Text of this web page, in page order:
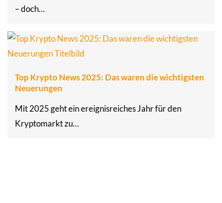
– doch…
Top Krypto News 2025: Das waren die wichtigsten
Neuerungen
Mit 2025 geht ein ereignisreiches Jahr für den
Kryptomarkt zu…